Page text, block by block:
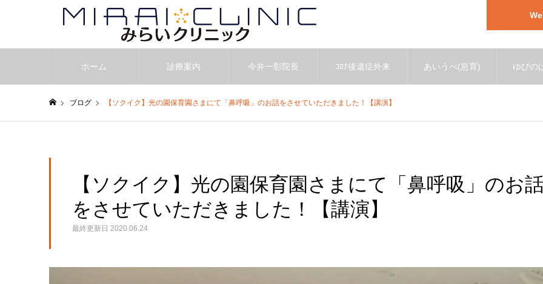
ホーム 診療案内 今井一彰院長 ｺﾛﾅ後遺症外来 あいうべ(息育) ゆびの
ブログ 【ソクイク】光の園保育園さまにて「鼻呼吸」のお話をさせていただきました！【講演】
【ソクイク】光の園保育園さまにて「鼻呼吸」のお
をさせていただきました！【講演】
最終更新日 2020.06.24